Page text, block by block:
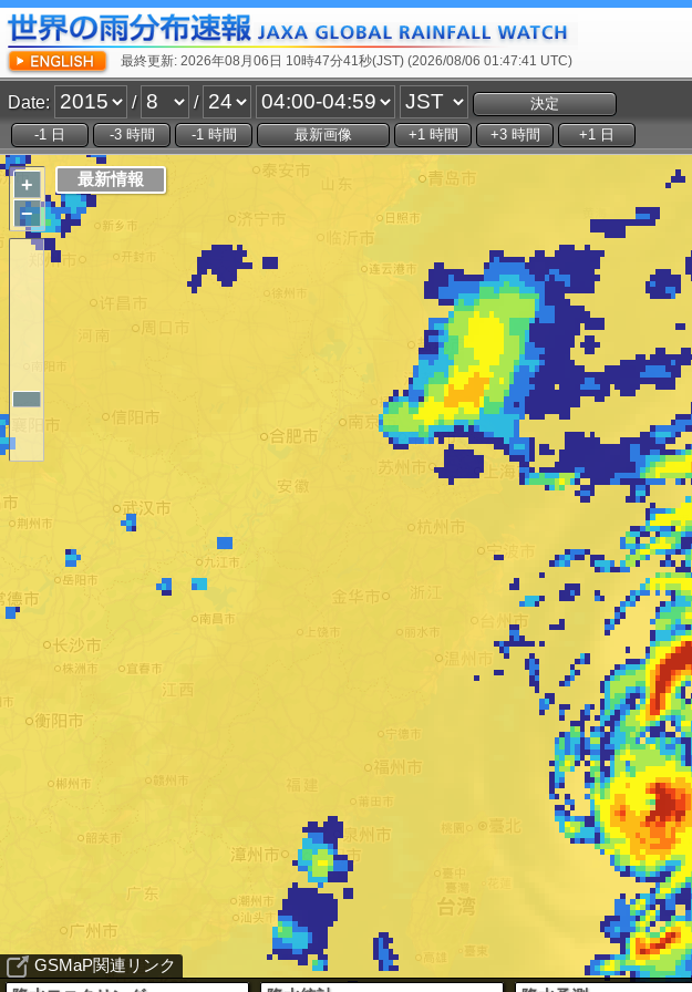
最終更新: 2026年08月06日 10時47分41秒(JST) (2026/08/06 01:47:41 UTC)
Date: / /
+
−
GSMaP関連リンク